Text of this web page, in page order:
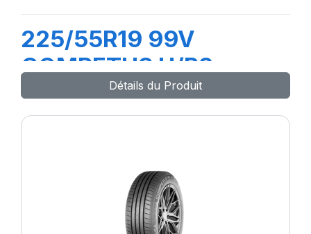
225/55R19 99V
COMPETUS H/P3
Détails du Produit